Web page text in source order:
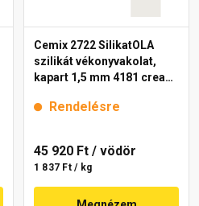
Cemix 2722 SilikatOLA
szilikát vékonyvakolat,
kapart 1,5 mm 4181 cream
Rendelésre
45 920 Ft / vödör
1 837 Ft / kg